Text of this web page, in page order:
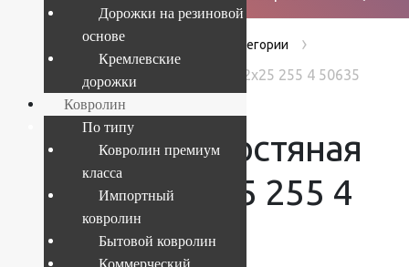
› Products Без категории ›
Дорожка шерстяная Premiera 2x25 255 4 50635
Дорожка шерстяная
Premiera 2×25 255 4
50635
Дорожки на резиновой
основе
Кремлевские
дорожки
Ковролин
По типу
Ковролин премиум
класса
Импортный
ковролин
Бытовой ковролин
Коммерческий